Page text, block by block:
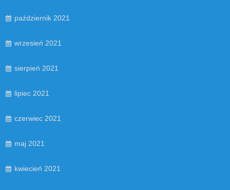
październik 2021
wrzesień 2021
sierpień 2021
lipiec 2021
czerwiec 2021
maj 2021
kwiecień 2021